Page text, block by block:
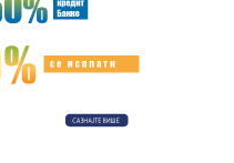
Siti našao zamenu za Rodrija u
80-ih živjela su po sasvim